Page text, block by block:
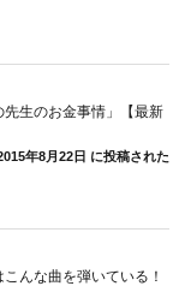
生のお金事情」【最新
年8月22日 に投稿された
んな曲を弾いている！